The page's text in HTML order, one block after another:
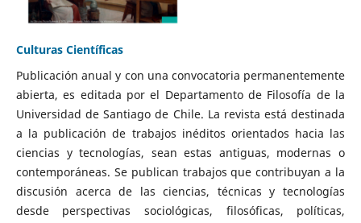
Culturas Científicas
Publicación anual y con una convocatoria permanentemente
abierta, es editada por el Departamento de Filosofía de la
Universidad de Santiago de Chile. La revista está destinada
a la publicación de trabajos inéditos orientados hacia las
ciencias y tecnologías, sean estas antiguas, modernas o
contemporáneas. Se publican trabajos que contribuyan a la
discusión acerca de las ciencias, técnicas y tecnologías
desde perspectivas sociológicas, filosóficas, políticas,